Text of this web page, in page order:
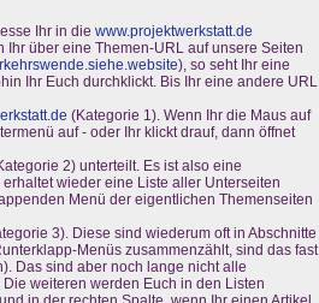
Ihr in die www.projektwerkstatt.de
Ihr über eine Themen-URL auf unsere Seiten
), so seht Ihr eine
Ihr Euch durchklickt. Bis Ihr eine andere URL
(Kategorie 1). Wenn Ihr die Maus auf
auf - oder Ihr klickt drauf, dann öffnet
2) unterteilt. Es ist also eine
wieder eine Liste aller Unterseiten
Menü der eigentlichen Themenseiten
3). Diese sind wiederum oft in Abschnitte
Menüs zusammenzählt, sind das fast
Das sind aber noch lange nicht alle
weiteren werden Euch in den Listen